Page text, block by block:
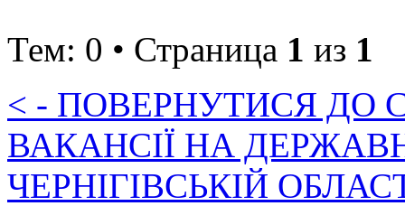
Тем: 0 • Страница 1 из 1
< - ПОВЕРНУТИСЯ ДО
ВАКАНСІЇ НА
ЧЕРНІГІВСЬКІЙ